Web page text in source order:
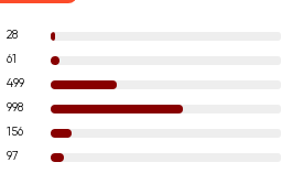
28
61
499
998
156
97